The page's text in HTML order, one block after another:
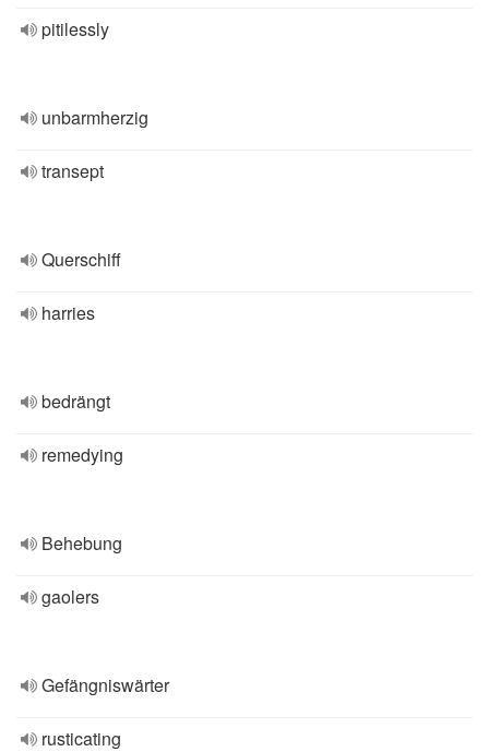
pitilessly
unbarmherzig
transept
Querschiff
harries
bedrängt
remedying
Behebung
gaolers
Gefängniswärter
rusticating